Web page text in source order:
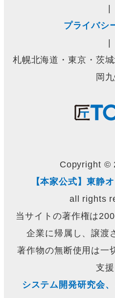
|
プライバシ
|
札幌北海道・東京・茨
岡九
Copyright ©
【本家公式】東静
all rights
当サイトの著作権は
企業に帰属し、譲渡
著作物の無断使用は一
支援
システム開発研究会